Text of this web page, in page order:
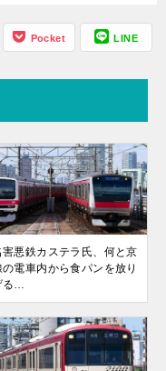
Pocket LINE
害悪鉄カステラ氏、何と京
電車内から食パンを放り
る…